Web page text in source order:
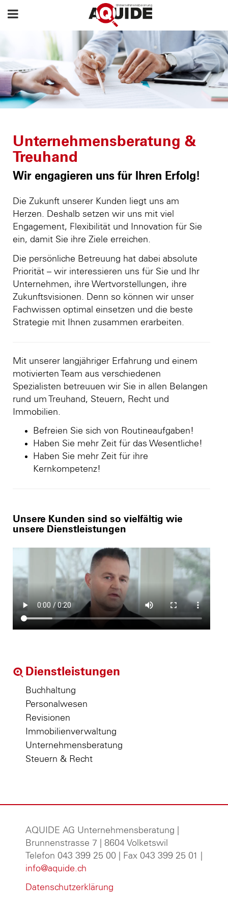
Unternehmensberatung &
Treuhand
Wir engagieren uns für Ihren Erfolg!
Die Zukunft unserer Kunden liegt uns am
Herzen. Deshalb setzen wir uns mit viel
Engagement, Flexibilität und Innovation für Sie
ein, damit Sie ihre Ziele erreichen.
Die persönliche Betreuung hat dabei absolute
Priorität – wir interessieren uns für Sie und Ihr
Unternehmen, ihre Wertvorstellungen, ihre
Zukunftsvisionen. Denn so können wir unser
Fachwissen optimal einsetzen und die beste
Strategie mit Ihnen zusammen erarbeiten.
Mit unserer langjähriger Erfahrung und einem
motivierten Team aus verschiedenen
Spezialisten betreuuen wir Sie in allen Belangen
rund um Treuhand, Steuern, Recht und
Immobilien.
Befreien Sie sich von Routineaufgaben!
Haben Sie mehr Zeit für das Wesentliche!
Haben Sie mehr Zeit für ihre
Kernkompetenz!
Unsere Kunden sind so vielfältig wie
unsere Dienstleistungen
Dienstleistungen
Buchhaltung
Personalwesen
Revisionen
Immobilienverwaltung
Unternehmensberatung
Steuern & Recht
AQUIDE AG Unternehmensberatung
Brunnenstrasse 7 | 8604 Volketswil
Telefon 043 399 25 00 | Fax 043 399 25 01 |
info@aquide.ch
Datenschutzerklärung